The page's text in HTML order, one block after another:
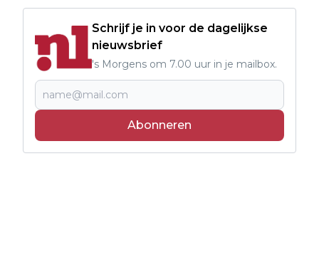
Schrijf je in voor de dagelijkse
nieuwsbrief
's Morgens om 7.00 uur in je mailbox.
Abonneren